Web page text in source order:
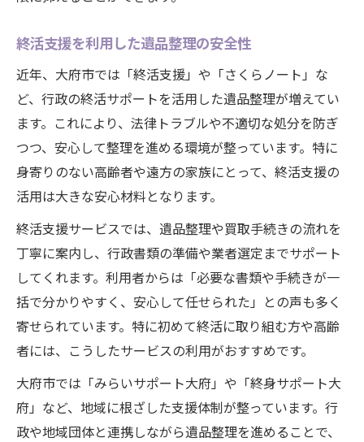
終活支援を利用した遺品整理の安全性
近年、大府市では「終活支援」や「さくらノート」な
ど、行政の終活サポートを活用した遺品整理が増えてい
ます。これにより、法律トラブルや不適切な処分を防ぎ
つつ、安心して整理を進める環境が整っています。特に
身寄りのない高齢者や遠方の家族にとって、終活支援の
活用は大きな安心材料となります。
終活支援サービスでは、遺品整理や買取手続きの流れを
丁寧に案内し、行政書類の準備や業者選定までサポート
してくれます。利用者からは「必要な書類や手続きが一
括で分かりやすく、安心して任せられた」との声も多く
寄せられています。特に初めて終活に取り組む方や高齢
者には、こうしたサービスの利用がおすすめです。
大府市では「みらいサポート大府」や「終身サポート大
府」など、地域に根ざした支援体制が整っています。行
政や地域団体と連携しながら遺品整理を進めることで、